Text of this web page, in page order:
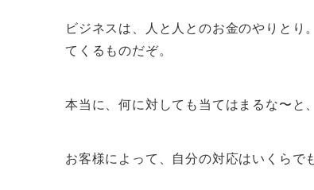
ビジネスは、人と人とのお金のやりと
てくるものだぞ。
本当に、何に対しても当てはまるな〜と
お客様によって、自分の対応はいくらで